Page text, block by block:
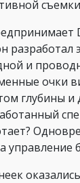
разработал
и
очки
глубины и